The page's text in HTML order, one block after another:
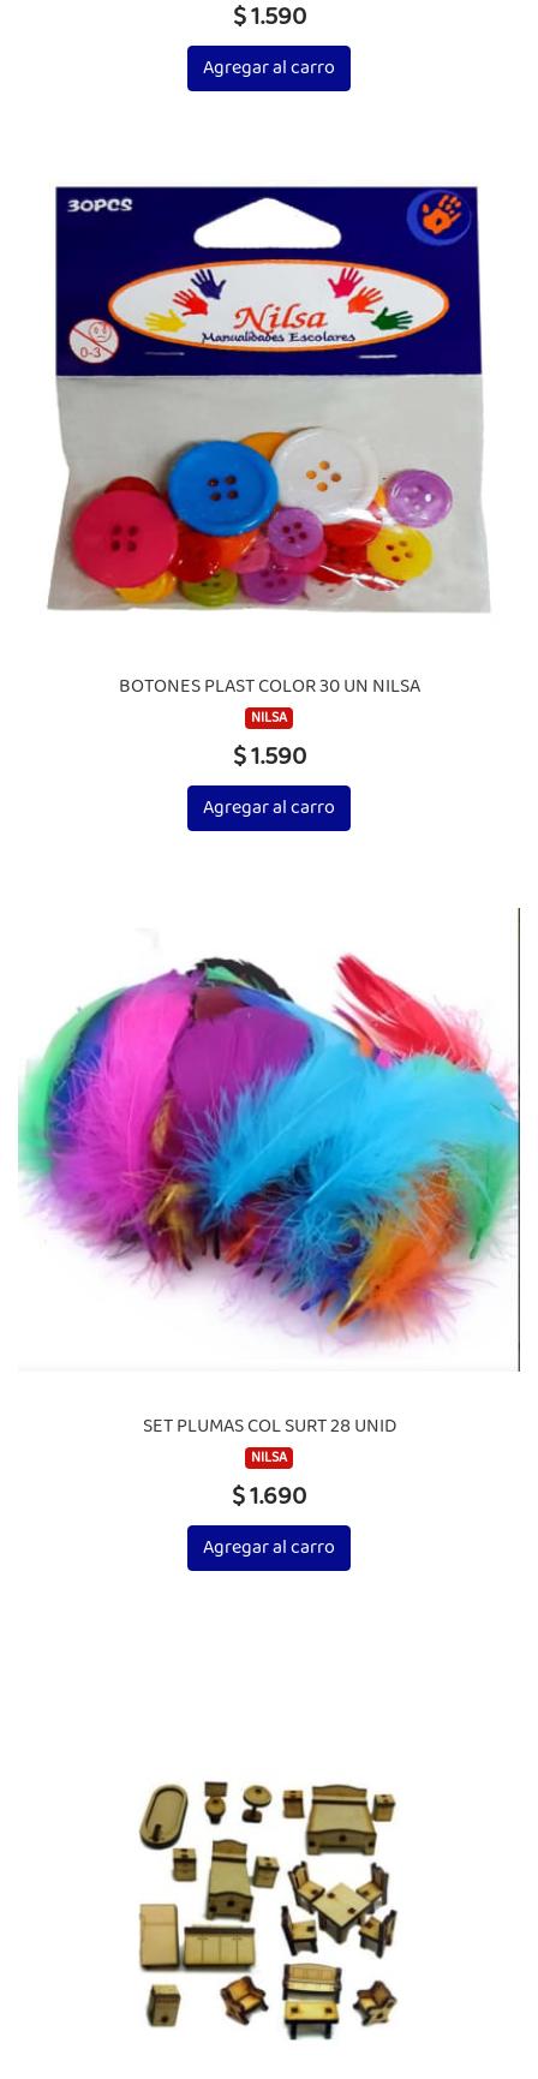
$ 1.590
Agregar al carro
BOTONES PLAST COLOR 30 UN NILSA
NILSA
$ 1.590
Agregar al carro
SET PLUMAS COL SURT 28 UNID
NILSA
$ 1.690
Agregar al carro